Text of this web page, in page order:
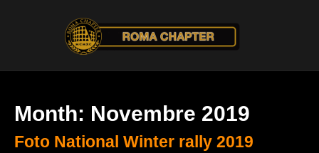
Month: Novembre 2019
Foto National Winter rally 2019